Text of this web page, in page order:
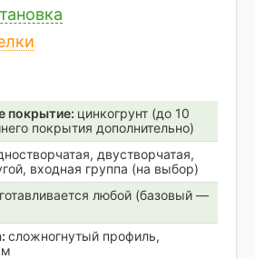
покрытие: цинкогрунт (до 10
покрытия дополнительно)
двустворчатая,
входная группа (на выбор)
любой (базовый —
сложногнутый профиль,